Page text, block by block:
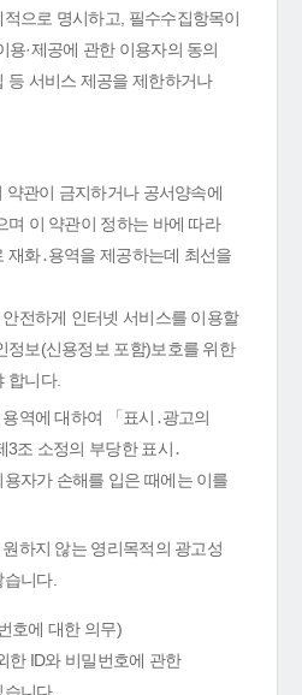
으로 명시하고, 필수수집항목이
용·제공에 관한 이용자의 동의
등 서비스 제공을 제한하거나
약관이 금지하거나 공서양속에
며 이 약관이 정하는 바에 따라
재화․용역을 제공하는데 최선을
전하게 인터넷 서비스를 이용할
정보(신용정보 포함)보호를 위한
합니다.
역에 대하여 「표시․광고의
3조 소정의 부당한 표시․
자가 손해를 입은 때에는 이를
하지 않는 영리목적의 광고성
니다.
호에 대한 의무)
ID와 비밀번호에 관한